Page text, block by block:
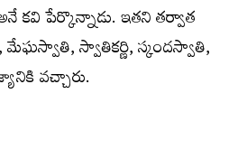
కవి పేర్కొన్నాడు. ఇతని తర్వాత
మేఘస్వాతి, స్వాతికర్ణి, స్కందస్వాతి,
వచ్చారు.